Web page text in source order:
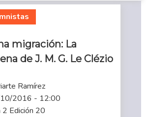
migración: La
de J. M. G. Le Clézio
Ramírez
2016 - 12:00
2 Edición 20